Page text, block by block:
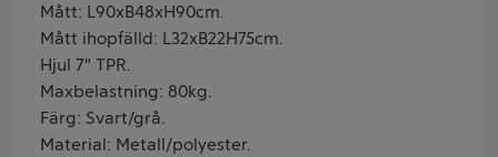
Mått: L90xB48xH90cm.
Mått ihopfälld: L32xB22H75cm.
Hjul 7" TPR.
Maxbelastning: 80kg.
Färg: Svart/grå.
Material: Metall/polyester.